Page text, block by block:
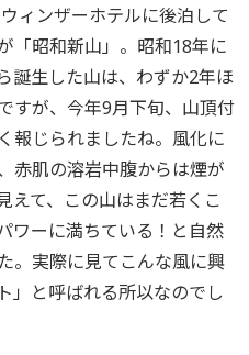
ィンザーホテルに後泊して
「昭和新山」。昭和18年に
誕生した山は、わずか2年ほ
すが、今年9月下旬、山頂付
報じられましたね。風化に
赤肌の溶岩中腹からは煙が
えて、この山はまだ若くこ
ワーに満ちている！と自然
。実際に見てこんな風に興
」と呼ばれる所以なのでし